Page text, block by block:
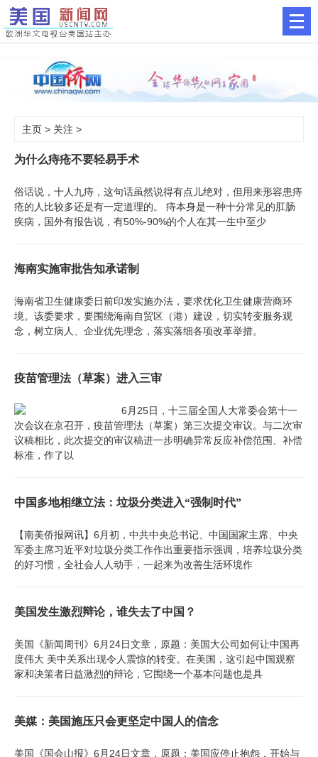
主页 > 关注 >
为什么痔疮不要轻易手术
俗话说，十人九痔，这句话虽然说得有点儿绝对，但用来形容患痔
疮的人比较多还是有一定道理的。 痔本身是一种十分常见的肛肠
疾病，国外有报告说，有50%-90%的个人在其一生中至少
海南实施审批告知承诺制
海南省卫生健康委日前印发实施办法，要求优化卫生健康营商环
境。该委要求，要围绕海南自贸区（港）建设，切实转变服务观
念，树立病人、企业优先理念，落实落细各项改革举措。
疫苗管理法（草案）进入三审
6月25日，十三届全国人大常委会第十一
次会议在京召开，疫苗管理法（草案）第三次提交审议。与二次审
议稿相比，此次提交的审议稿进一步明确异常反应补偿范围、补偿
标准，作了以
中国多地相继立法：垃圾分类进入“强制时代”
【南美侨报网讯】6月初，中共中央总书记、中国国家主席、中央
军委主席习近平对垃圾分类工作作出重要指示强调，培养垃圾分类
的好习惯，全社会人人动手，一起来为改善生活环境作
美国发生激烈辩论，谁失去了中国？
美国《新闻周刊》6月24日文章，原题：美国大公司如何让中国再
度伟大 美中关系出现令人震惊的转变。在美国，这引起中国观察
家和决策者日益激烈的辩论，它围绕一个基本问题也是具
美媒：美国施压只会更坚定中国人的信念
美国《国会山报》6月24日文章，原题：美国应停止抱怨，开始与